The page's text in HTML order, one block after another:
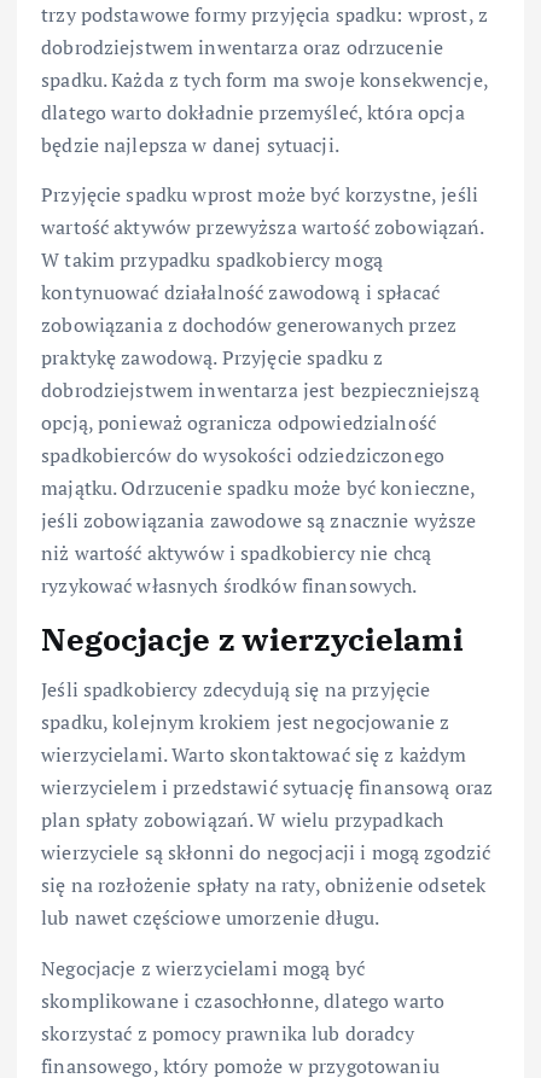
trzy podstawowe formy przyjęcia spadku: wprost, z
dobrodziejstwem inwentarza oraz odrzucenie
spadku. Każda z tych form ma swoje konsekwencje,
dlatego warto dokładnie przemyśleć, która opcja
będzie najlepsza w danej sytuacji.
Przyjęcie spadku wprost może być korzystne, jeśli
wartość aktywów przewyższa wartość zobowiązań.
W takim przypadku spadkobiercy mogą
kontynuować działalność zawodową i spłacać
zobowiązania z dochodów generowanych przez
praktykę zawodową. Przyjęcie spadku z
dobrodziejstwem inwentarza jest bezpieczniejszą
opcją, ponieważ ogranicza odpowiedzialność
spadkobierców do wysokości odziedziczonego
majątku. Odrzucenie spadku może być konieczne,
jeśli zobowiązania zawodowe są znacznie wyższe
niż wartość aktywów i spadkobiercy nie chcą
ryzykować własnych środków finansowych.
Negocjacje z wierzycielami
Jeśli spadkobiercy zdecydują się na przyjęcie
spadku, kolejnym krokiem jest negocjowanie z
wierzycielami. Warto skontaktować się z każdym
wierzycielem i przedstawić sytuację finansową oraz
plan spłaty zobowiązań. W wielu przypadkach
wierzyciele są skłonni do negocjacji i mogą zgodzić
się na rozłożenie spłaty na raty, obniżenie odsetek
lub nawet częściowe umorzenie długu.
Negocjacje z wierzycielami mogą być
skomplikowane i czasochłonne, dlatego warto
skorzystać z pomocy prawnika lub doradcy
finansowego, który pomoże w przygotowaniu